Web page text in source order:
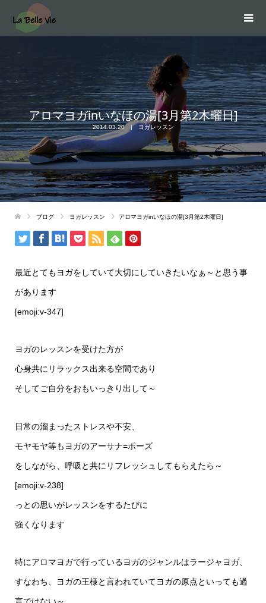
アロマヨガinいなほの湯[3月第2木曜日]
2014.03.20 ヨガレッスン
ブログ ヨガレッスン アロマヨガinいなほの湯[3月第2木曜日]
最近とてもヨガをしていて大切にしていきたいなぁ～と思う事
があります
[emoji:v-347]
ヨガのレッスンを受けた方が
心身共にリラックス出来る空間であり
そしてご自分をおもいっきり出して～
日常の溜まったストレスや不安、
モヤモヤ等もヨガのアーサナ=ポーズ
をしながら、呼吸と共にリフレッシュしてもらえたら～
[emoji:v-238]
っとの思いがレッスンをするたびに
強くなります
特にアロマヨガで行っているヨガのジャンルはラージャヨガ、
すなわち、ヨガの王様と言われていてヨガの原点といっても過